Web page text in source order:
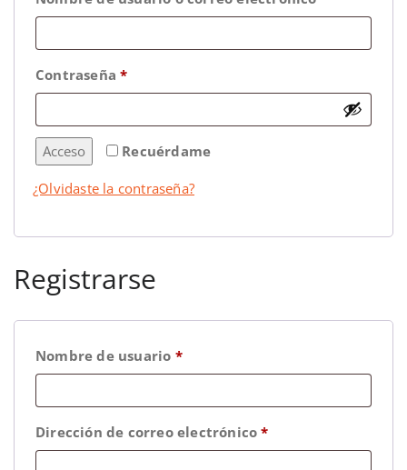
Contraseña*
Recuérdame
Acceso
¿Olvidaste la contraseña?
Registrarse
Nombre de usuario *
Dirección de correo electrónico*